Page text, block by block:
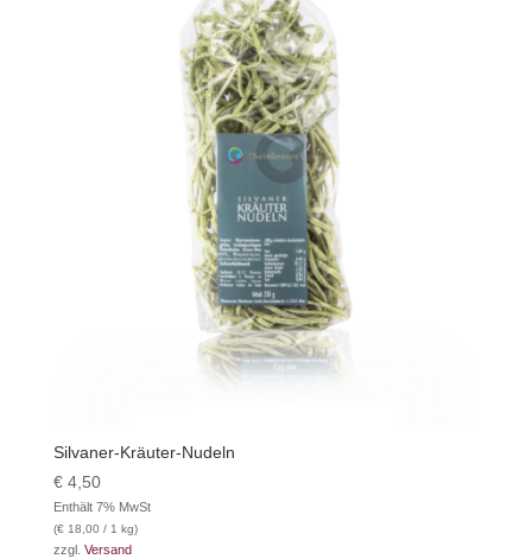
Silvaner-Kräuter-Nudeln
€4,50
Enthält 7% MwSt
(€18,00 / 1 kg)
zzgl. Versand